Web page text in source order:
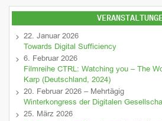
22. Januar 2026
Towards Digital Sufficiency
6. Februar 2026
Filmreihe CTRL: Watching you – The
Karp (Deutschland, 2024)
20. Februar 2026 – Mehrtägig
Winterkongress der Digitalen
25. März 2026